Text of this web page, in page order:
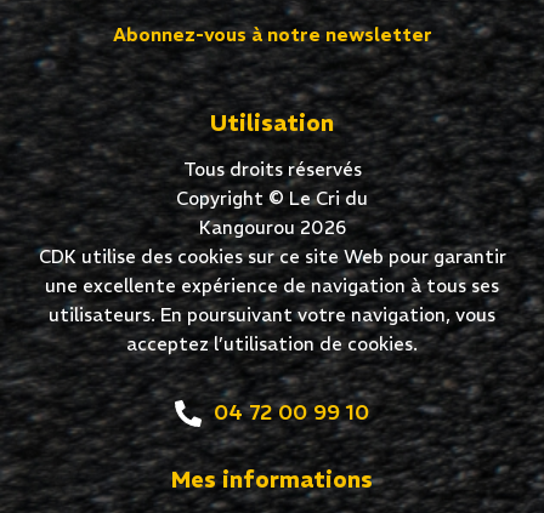
Abonnez-vous à notre newsletter
Utilisation
Tous droits réservés
Copyright © Le Cri du
Kangourou 2026
CDK utilise des cookies sur ce site Web pour garantir
une excellente expérience de navigation à tous ses
utilisateurs. En poursuivant votre navigation, vous
acceptez l’utilisation de cookies.
04 72 00 99 10
Mes informations